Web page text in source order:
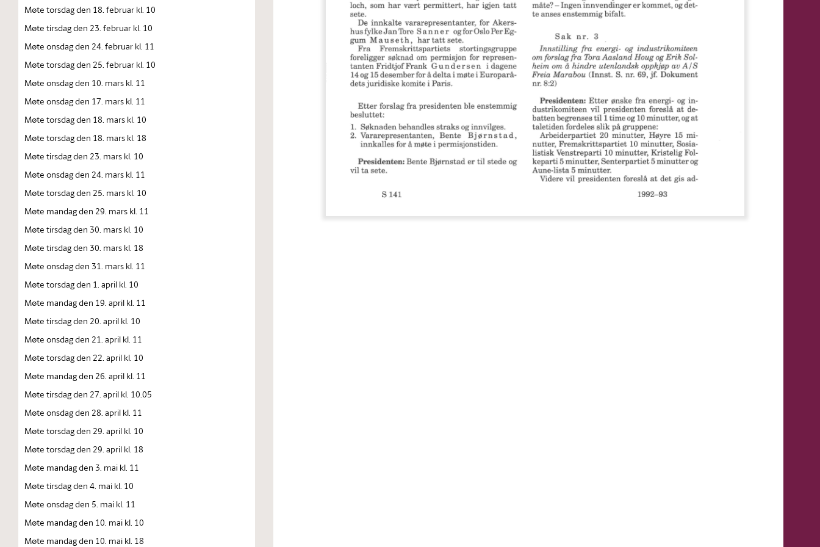
Møte torsdag den 18. februar kl. 10
Møte tirsdag den 23. februar kl. 10
Møte onsdag den 24. februar kl. 11
Møte torsdag den 25. februar kl. 10
Møte onsdag den 10. mars kl. 11
Møte onsdag den 17. mars kl. 11
Møte torsdag den 18. mars kl. 10
Møte torsdag den 18. mars kl. 18
Møte tirsdag den 23. mars kl. 10
Møte onsdag den 24. mars kl. 11
Møte torsdag den 25. mars kl. 10
Møte mandag den 29. mars kl. 11
Møte tirsdag den 30. mars kl. 10
Møte tirsdag den 30. mars kl. 18
Møte onsdag den 31. mars kl. 11
Møte torsdag den 1. april kl. 10
Møte mandag den 19. april kl. 11
Møte tirsdag den 20. april kl. 10
Møte onsdag den 21. april kl. 11
Møte torsdag den 22. april kl. 10
Møte mandag den 26. april kl. 11
Møte tirsdag den 27. april kl. 10.05
Møte onsdag den 28. april kl. 11
Møte torsdag den 29. april kl. 10
Møte torsdag den 29. april kl. 18
Møte mandag den 3. mai kl. 11
Møte tirsdag den 4. mai kl. 10
Møte onsdag den 5. mai kl. 11
Møte mandag den 10. mai kl. 10
Møte mandag den 10. mai kl. 18